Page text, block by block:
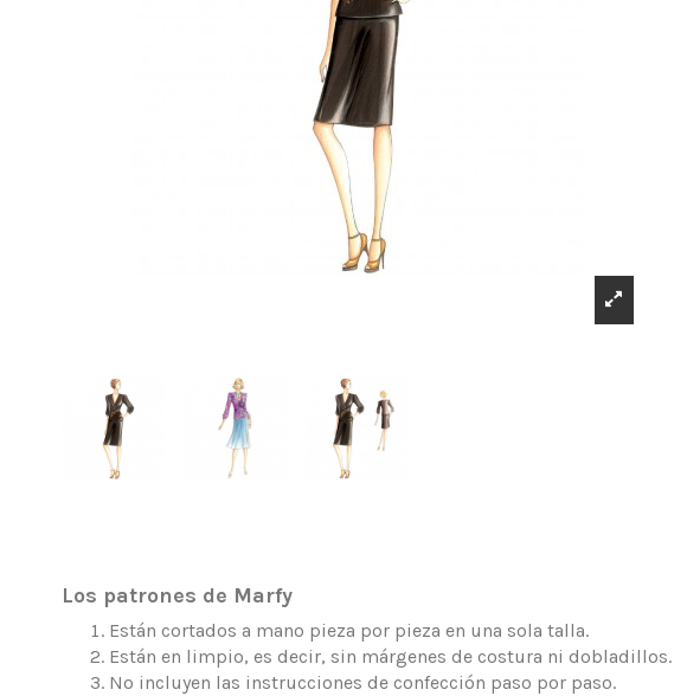
Los patrones de Marfy
Están cortados a mano pieza por pieza en una sola talla.
Están en limpio, es decir, sin márgenes de costura ni dobladillos.
No incluyen las instrucciones de confección paso por paso.